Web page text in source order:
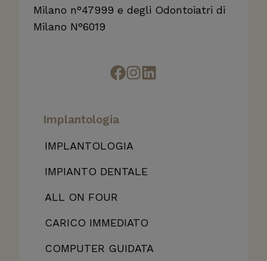
Milano n°47999 e degli Odontoiatri di
Milano N°6019
Implantologia
IMPLANTOLOGIA
IMPIANTO DENTALE
ALL ON FOUR
CARICO IMMEDIATO
COMPUTER GUIDATA